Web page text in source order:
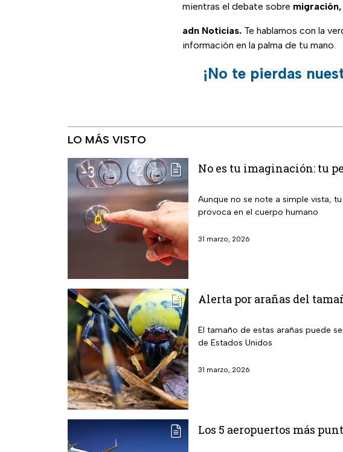
mientras el debate sobre
adn Noticias. Te hablamos con la
información en la palma de tu mano.
¡No te pierdas
LO MÁS VISTO
No es tu imaginación: tu
Aunque no se note a simple vista,
provoca en el cuerpo humano
31 marzo, 2026
Alerta por arañas del
El tamaño de estas arañas puede
de Estados Unidos
31 marzo, 2026
Los 5 aeropuertos más